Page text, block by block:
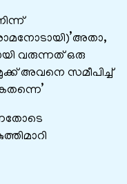
വരുന്നത് ഒരു
അവനെ സമീപിച്ച്